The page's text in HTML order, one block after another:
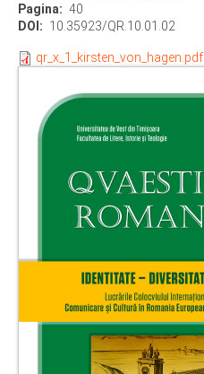
Pagina
40
DOI
10.35923/QR.10.01.02
qr_x_1_kirsten_von_hagen.pdf